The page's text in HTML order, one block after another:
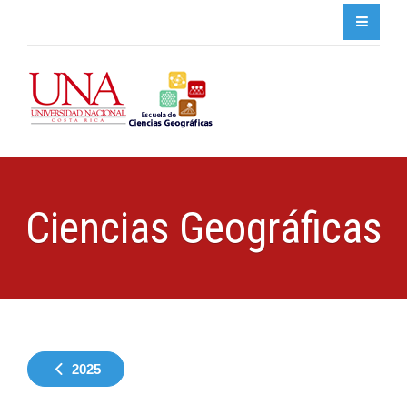
Ciencias Geográficas
2025